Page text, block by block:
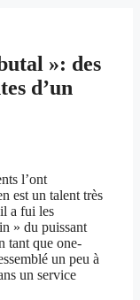
»: des
d’un
l’ont
est un talent très
a fui les
» du puissant
tant que one-
un peu à
un service